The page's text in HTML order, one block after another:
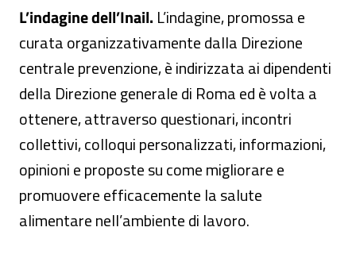
L’indagine dell’Inail. L’indagine, promossa e
curata organizzativamente dalla Direzione
centrale prevenzione, è indirizzata ai dipendenti
della Direzione generale di Roma ed è volta a
ottenere, attraverso questionari, incontri
collettivi, colloqui personalizzati, informazioni,
opinioni e proposte su come migliorare e
promuovere efficacemente la salute
alimentare nell’ambiente di lavoro.